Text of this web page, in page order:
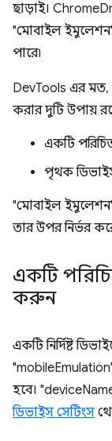
ছাড়াই।
"মোবাইল
পারে৷
DevTools এর
করার দুটি উপায়
একটি
পৃথক ডিভাইস
"মোবাইল
তার উপর নির্ভর
একটি
করুন
একটি নির্দিষ্ট
হবে।
ডিভাইস সেটিংস